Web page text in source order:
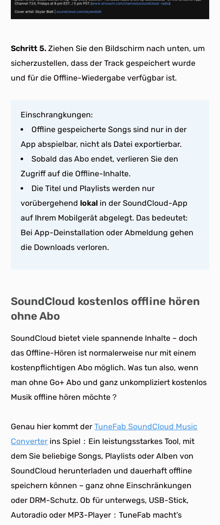
Schritt 5. Ziehen Sie den Bildschirm nach unten, um
sicherzustellen, dass der Track gespeichert wurde
und für die Offline-Wiedergabe verfügbar ist.
Einschrangkungen:
Offline gespeicherte Songs sind nur in der
App abspielbar, nicht als Datei exportierbar.
Sobald das Abo endet, verlieren Sie den
Zugriff auf die Offline-Inhalte.
Die Titel und Playlists werden nur
vorübergehend lokal in der SoundCloud-App
auf Ihrem Mobilgerät abgelegt. Das bedeutet:
Bei App-Deinstallation oder Abmeldung gehen
die Downloads verloren.
SoundCloud kostenlos offline hören
ohne Abo
SoundCloud bietet viele spannende Inhalte – doch
das Offline-Hören ist normalerweise nur mit einem
kostenpflichtigen Abo möglich. Was tun also, wenn
man ohne Go+ Abo und ganz unkompliziert kostenlos
Musik offline hören möchte？
Genau hier kommt derTuneFab SoundCloud Music
Converter ins Spiel：Ein leistungsstarkes Tool, mit
dem Sie beliebige Songs, Playlists oder Alben von
SoundCloud herunterladen und dauerhaft offline
speichern können – ganz ohne Einschränkungen
oder DRM-Schutz. Ob für unterwegs, USB-Stick,
Autoradio oder MP3-Player：TuneFab macht’s